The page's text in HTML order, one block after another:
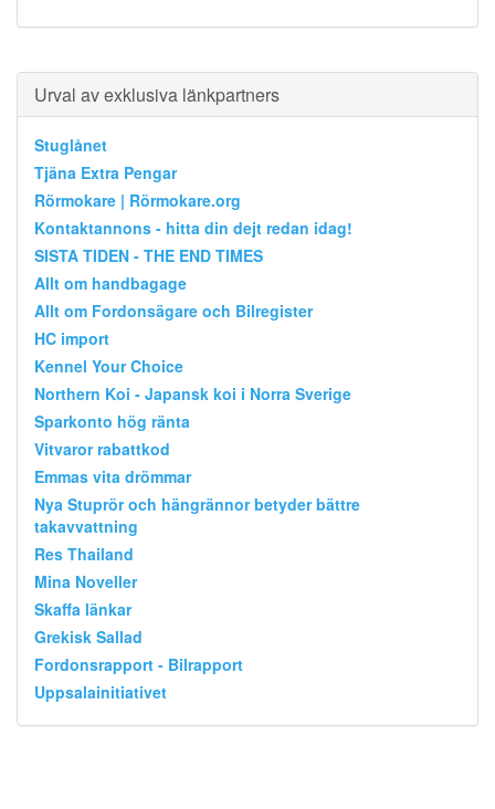
Urval av exklusiva länkpartners
Stuglånet
Tjäna Extra Pengar
Rörmokare | Rörmokare.org
Kontaktannons - hitta din dejt redan idag!
SISTA TIDEN - THE END TIMES
Allt om handbagage
Allt om Fordonsägare och Bilregister
HC import
Kennel Your Choice
Northern Koi - Japansk koi i Norra Sverige
Sparkonto hög ränta
Vitvaror rabattkod
Emmas vita drömmar
Nya Stuprör och hängrännor betyder bättre
takavvattning
Res Thailand
Mina Noveller
Skaffa länkar
Grekisk Sallad
Fordonsrapport - Bilrapport
Uppsalainitiativet